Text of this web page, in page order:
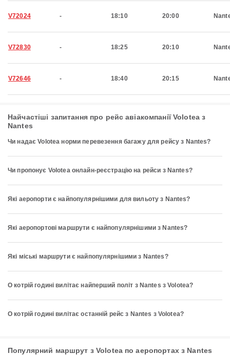
V72024 - 18:10 20:00
V72830 - 18:25 20:10
V72646 - 18:40 20:15
Найчастіші запитання про рейс авіакомпанії Volotea з
Nantes
Чи надає Volotea норми перевезення багажу для рейсу з Nantes?
Чи пропонує Volotea онлайн-реєстрацію на рейси з Nantes?
Які аеропорти є найпопулярнішими для вильоту з Nantes?
Які аеропортові маршрути є найпопулярнішими з Nantes?
Які міські маршрути є найпопулярнішими з Nantes?
О котрій годині вилітає найперший політ з Nantes з Volotea?
О котрій годині вилітає останній рейс з Nantes з Volotea?
Популярний маршрут з Volotea по аеропортах з Nantes